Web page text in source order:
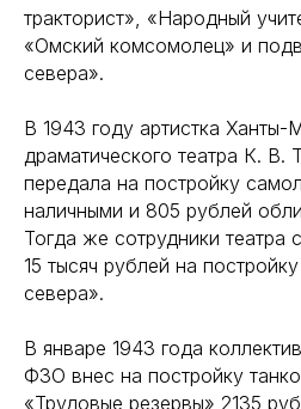
тракторист», «Народный
«Омский комсомолец» и
севера».
В 1943 году артистка Ханты-
драматического театра К. В.
передала на постройку
наличными и 805 рублей
Тогда же сотрудники театра
15 тысяч рублей на
севера».
В январе 1943 года
ФЗО внес на постройку
«Трудовые резервы» 2135